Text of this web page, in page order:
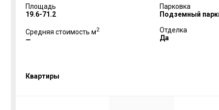
Площадь
19.6-71.2
Средняя стоимость м2
—
Парковка
Подземный
Отделка
Да
Квартиры